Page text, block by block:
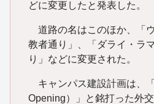
どに変更したと発表した。
道路の名はこのほか、「
教者通り」、「ダライ・ラ
り」などに変更された。
キャンパス建設計画は、
Opening）」と銘打った外